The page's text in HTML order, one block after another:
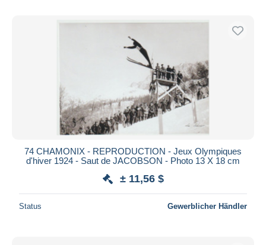
74 CHAMONIX - REPRODUCTION - Jeux Olympiques
d'hiver 1924 - Saut de JACOBSON - Photo 13 X 18 cm
± 11,56 $
Status Gewerblicher Händler